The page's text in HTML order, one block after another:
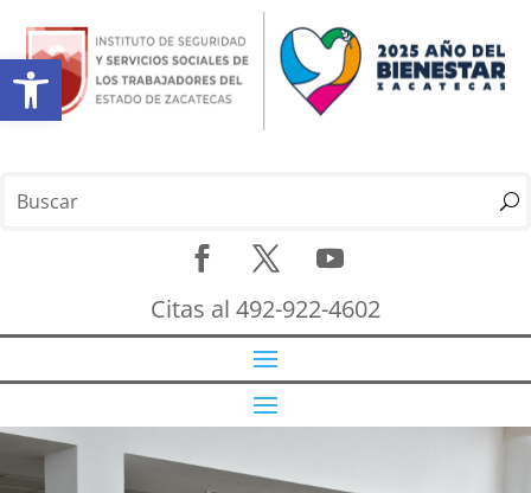
Abrir barra de herramientas
Citas al 492-922-4602